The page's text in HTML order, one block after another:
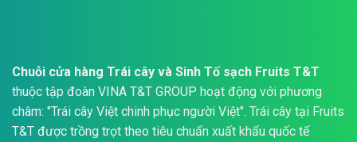
Chuỗi cửa hàng Trái cây và Sinh Tố sạch Fruits T&T
thuộc tập đoàn VINA T&T GROUP hoạt động với phương
châm: "Trái cây Việt chinh phục người Việt". Trái cây tại Fruits
T&T được trồng trọt theo tiêu chuẩn xuất khẩu quốc tế